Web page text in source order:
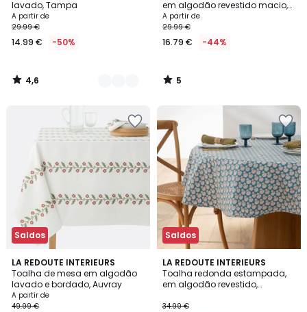
lavado, Tampa
A partir de
29.99 €
14.99 € -50%
4,6
/
em algodão revestido macio,
LANZANA
A partir de
29.99 €
16.79 € -44%
5
5
/
Saldos
LA REDOUTE INTERIEURS
Toalha de mesa em algodão
lavado e bordado, Auvray
A partir de
49.99 €
5
/
5
Saldos
LA REDOUTE INTERIEURS
Toalha redonda estampada,
em algodão revestido,
34.99 €
4,8
/ 5